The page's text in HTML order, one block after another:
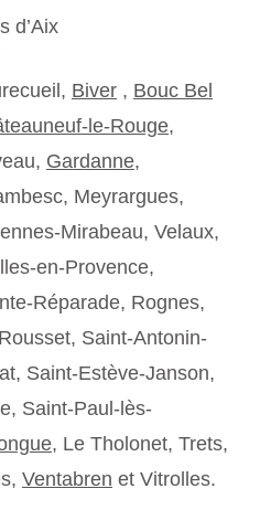
d’Aix
Biver , Bouc Bel
le-Rouge,
Gardanne,
Meyrargues,
Mirabeau, Velaux,
en-Provence,
Réparade, Rognes,
Saint-Antonin-
Saint-Estève-Janson,
Saint-Paul-lès-
, Le Tholonet, Trets,
Ventabren et Vitrolles.